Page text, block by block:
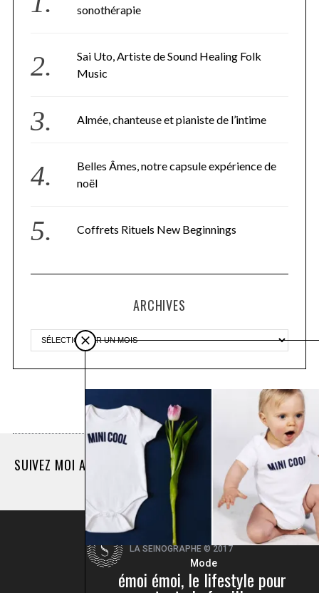
sonothérapie
Sai Uto, Artiste de Sound Healing Folk
Music
Almée, chanteuse et pianiste de l’intime
Belles Âmes, notre capsule expérience de
noël
Coffrets Rituels New Beginnings
ARCHIVES
Plus d'articles
Mode
émoi émoi, le lifestyle pour
SUIVEZ MOI AUSSI SUR INSTAGRAM @LASEINOGRAPHE
LA SEINOGRAPHE © 2017